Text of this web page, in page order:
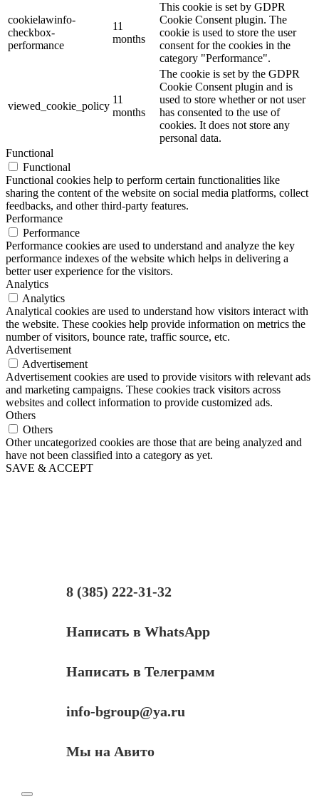
cookielawinfo-
checkbox-
performance
11
months
This cookie is set by GDPR
Cookie Consent plugin. The
cookie is used to store the user
consent for the cookies in the
category "Performance".
viewed_cookie_policy
11
months
The cookie is set by the GDPR
Cookie Consent plugin and is
used to store whether or not user
has consented to the use of
cookies. It does not store any
personal data.
Functional
Functional
Functional cookies help to perform certain functionalities like
sharing the content of the website on social media platforms, collect
feedbacks, and other third-party features.
Performance
Performance
Performance cookies are used to understand and analyze the key
performance indexes of the website which helps in delivering a
better user experience for the visitors.
Analytics
Analytics
Analytical cookies are used to understand how visitors interact with
the website. These cookies help provide information on metrics the
number of visitors, bounce rate, traffic source, etc.
Advertisement
Advertisement
Advertisement cookies are used to provide visitors with relevant ads
and marketing campaigns. These cookies track visitors across
websites and collect information to provide customized ads.
Others
Others
Other uncategorized cookies are those that are being analyzed and
have not been classified into a category as yet.
SAVE & ACCEPT
8 (385) 222-31-32
Написать в WhatsApp
Написать в Телеграмм
info-bgroup@ya.ru
Мы на Авито